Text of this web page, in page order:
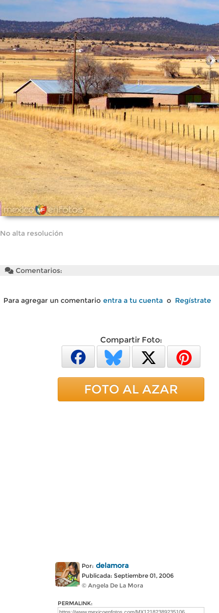
No alta resolución
Comentarios:
Para agregar un comentario entra a tu cuenta o Regístrate
Compartir Foto:
FOTO AL AZAR
Por: delamora
Publicada: Septiembre 01, 2006
© Angela De La Mora
PERMALINK: